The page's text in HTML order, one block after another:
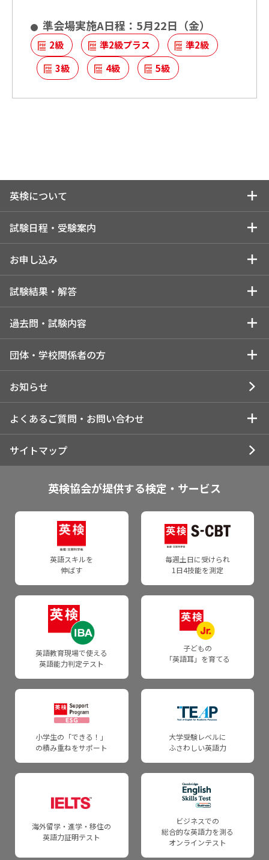
準会場実施A日程：5月22日（金）
2級 準2級プラス
準2級
3級
4級 5級
英検について
英検についてトップ
英検を知る
英検の実施スケジュール
英検のメリット・特徴
各級の目安
受験の状況
成績優秀者表彰制度
英検を活用する
入試活用・単位認定
通訳ガイド試験での活用
試験日程・受験案内
試験日程・受験案内トップ
受験を検討している方
はじめに（試験日程・会場・検定料はパターンにより異なりま
1.所属団体でお申し込みの方
2.近隣の一般受験者受け入れ団体でお申し込みの方
3.個人でお申し込みの方
受験情報
試験日程・会場・検定料
受験情報
受験準備に関する情報
お申し込み
お申し込みトップ
受験を検討している個人の方
インターネットで申し込む
インターネット申込について
一般受験者受け入れ団体でのお申し込みについて
お申し込みの前に
団体・学校関係者の方
団体ポータルで申し込む
郵送・FAX申込について
お申し込みの前に
団体申込について
団体申込の注意点・ご案内
申込資材のご注文・資料のダウンロード
英検ポスター・受験案内
試験結果・解答
試験結果・解答トップ
解答速報
一次試験解答速報
試験結果・合否に関するご案内
受験票・合否通知のお届け
合格証書交付日について
団体向け成績提供システム
各種証明に関するご案内
合格証明書
英検CSEスコア証明書
合格バッジ
採点基準と品質担保の仕組みについて
各級の審査基準
採点の質を確保するための方策
英検CSEスコアでの合否判定方法について
英検CSEスコアについて
英検CSEスコアのご紹介
英検成績を入試で利用される際の確認事項
過去問・試験内容
過去問・試験内容トップ
各級の過去問・試験内容
1級の過去問・試験内容
2級の過去問・試験内容
準2級の過去問・試験内容
3級の過去問・試験内容
4級の過去問・試験内容
5級の過去問・試験内容
各級の目安
4級・5級スピーキングテスト
受験者の声
日本語を第一言語にしない受験者の方へ
団体・学校関係者の方
団体・学校関係者の方トップ
団体受験の申し込み・実施
団体申込について
申込資材のご注文・資料のダウンロード
申込資材のご注文
英検ポスター・受験案内
成績データを受け取る
団体向け成績提供システム
英検成績ダウンロードシステム
英語情報Web
教員研修・セミナー情報
日本語を第一言語としない受験者の方へ
お知らせ
よくあるご質問・お問い合わせ
お問い合わせトップ
受験者向けお問い合わせ
個人申込の受験者
よくあるご質問・自動応答サービス
WEBお問い合わせフォーム
団体で申し込んだ受験者
よくあるご質問・自動応答サービス
WEBお問い合わせフォーム
団体・学校関係者向けお問い合わせ
よくあるご質問・自動応答サービス
Webお問い合わせフォーム
サイトマップ
英検協会が提供する検定・サービス
英語スキルを
伸ばす
毎週土日に受けられ
1日4技能を測定
英語教育現場で使える
英語能力判定テスト
子どもの
「英語耳」を育てる
小学生の「できる！」
の積み重ねをサポート
大学受験レベルに
ふさわしい英語力
海外留学・進学・移住の
英語力証明テスト
ビジネスでの
総合的な英語力を測る
オンラインテスト